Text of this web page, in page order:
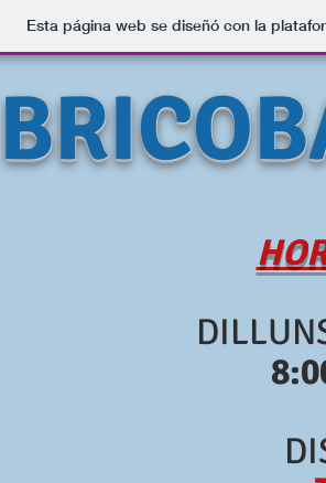
Esta página web se diseñó con la